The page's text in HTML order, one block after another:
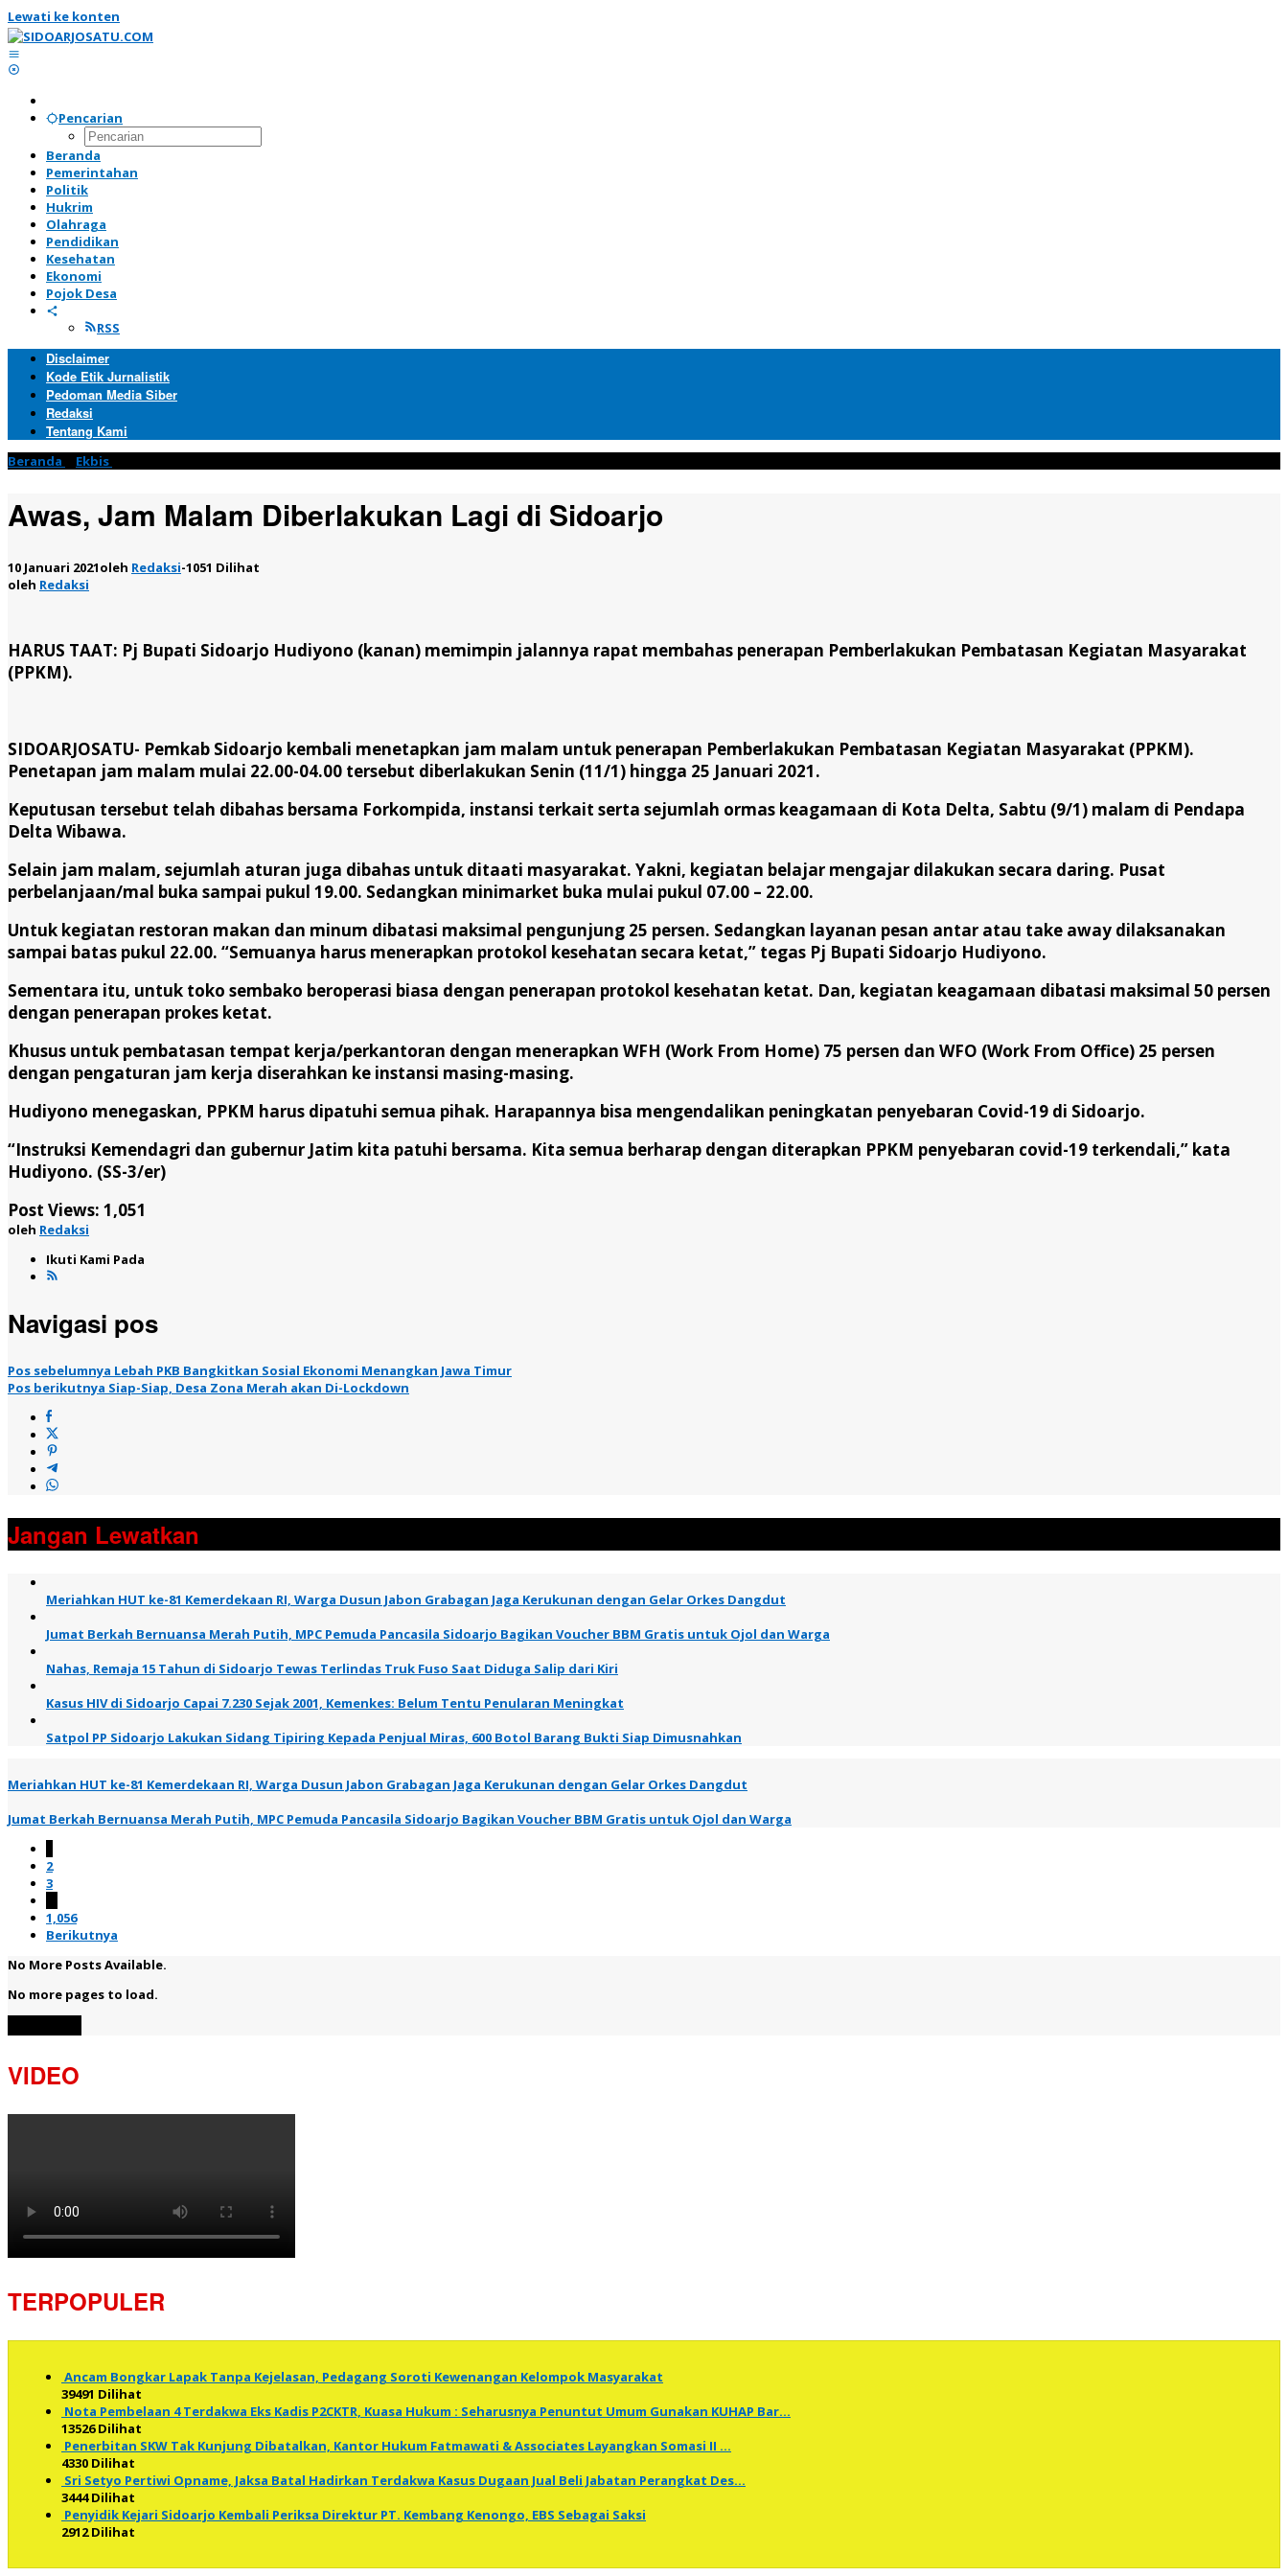
Lewati ke konten
Pencarian
Beranda
Pemerintahan
Politik
Hukrim
Olahraga
Pendidikan
Kesehatan
Ekonomi
Pojok Desa
RSS
Disclaimer
Kode Etik Jurnalistik
Pedoman Media Siber
Redaksi
Tentang Kami
Beranda Ekbis
Awas, Jam Malam Diberlakukan Lagi di Sidoarjo
10 Januari 2021oleh Redaksi-1051 Dilihat
oleh Redaksi
HARUS TAAT: Pj Bupati Sidoarjo Hudiyono (kanan) memimpin jalannya rapat membahas penerapan Pemberlakukan Pembatasan Kegiatan Masyarakat
(PPKM).
SIDOARJOSATU- Pemkab Sidoarjo kembali menetapkan jam malam untuk penerapan Pemberlakukan Pembatasan Kegiatan Masyarakat (PPKM).
Penetapan jam malam mulai 22.00-04.00 tersebut diberlakukan Senin (11/1) hingga 25 Januari 2021.
Keputusan tersebut telah dibahas bersama Forkompida, instansi terkait serta sejumlah ormas keagamaan di Kota Delta, Sabtu (9/1) malam di Pendapa
Delta Wibawa.
Selain jam malam, sejumlah aturan juga dibahas untuk ditaati masyarakat. Yakni, kegiatan belajar mengajar dilakukan secara daring. Pusat
perbelanjaan/mal buka sampai pukul 19.00. Sedangkan minimarket buka mulai pukul 07.00 – 22.00.
Untuk kegiatan restoran makan dan minum dibatasi maksimal pengunjung 25 persen. Sedangkan layanan pesan antar atau take away dilaksanakan
sampai batas pukul 22.00. “Semuanya harus menerapkan protokol kesehatan secara ketat,” tegas Pj Bupati Sidoarjo Hudiyono.
Sementara itu, untuk toko sembako beroperasi biasa dengan penerapan protokol kesehatan ketat. Dan, kegiatan keagamaan dibatasi maksimal 50 persen
dengan penerapan prokes ketat.
Khusus untuk pembatasan tempat kerja/perkantoran dengan menerapkan WFH (Work From Home) 75 persen dan WFO (Work From Office) 25 persen
dengan pengaturan jam kerja diserahkan ke instansi masing-masing.
Hudiyono menegaskan, PPKM harus dipatuhi semua pihak. Harapannya bisa mengendalikan peningkatan penyebaran Covid-19 di Sidoarjo.
“Instruksi Kemendagri dan gubernur Jatim kita patuhi bersama. Kita semua berharap dengan diterapkan PPKM penyebaran covid-19 terkendali,” kata
Hudiyono. (SS-3/er)
Post Views: 1,051
oleh Redaksi
Ikuti Kami Pada
Navigasi pos
Pos sebelumnya Lebah PKB Bangkitkan Sosial Ekonomi Menangkan Jawa Timur
Pos berikutnya Siap-Siap, Desa Zona Merah akan Di-Lockdown
Jangan Lewatkan
Meriahkan HUT ke-81 Kemerdekaan RI, Warga Dusun Jabon Grabagan Jaga Kerukunan dengan Gelar Orkes Dangdut
Jumat Berkah Bernuansa Merah Putih, MPC Pemuda Pancasila Sidoarjo Bagikan Voucher BBM Gratis untuk Ojol dan Warga
Nahas, Remaja 15 Tahun di Sidoarjo Tewas Terlindas Truk Fuso Saat Diduga Salip dari Kiri
Kasus HIV di Sidoarjo Capai 7.230 Sejak 2001, Kemenkes: Belum Tentu Penularan Meningkat
Satpol PP Sidoarjo Lakukan Sidang Tipiring Kepada Penjual Miras, 600 Botol Barang Bukti Siap Dimusnahkan
Meriahkan HUT ke-81 Kemerdekaan RI, Warga Dusun Jabon Grabagan Jaga Kerukunan dengan Gelar Orkes Dangdut
Jumat Berkah Bernuansa Merah Putih, MPC Pemuda Pancasila Sidoarjo Bagikan Voucher BBM Gratis untuk Ojol dan Warga
2
3
1,056
Berikutnya
No More Posts Available.
No more pages to load.
VIDEO
TERPOPULER
Ancam Bongkar Lapak Tanpa Kejelasan, Pedagang Soroti Kewenangan Kelompok Masyarakat
39491 Dilihat
Nota Pembelaan 4 Terdakwa Eks Kadis P2CKTR, Kuasa Hukum : Seharusnya Penuntut Umum Gunakan KUHAP Bar…
13526 Dilihat
Penerbitan SKW Tak Kunjung Dibatalkan, Kantor Hukum Fatmawati & Associates Layangkan Somasi II …
4330 Dilihat
Sri Setyo Pertiwi Opname, Jaksa Batal Hadirkan Terdakwa Kasus Dugaan Jual Beli Jabatan Perangkat Des…
3444 Dilihat
Penyidik Kejari Sidoarjo Kembali Periksa Direktur PT. Kembang Kenongo, EBS Sebagai Saksi
2912 Dilihat